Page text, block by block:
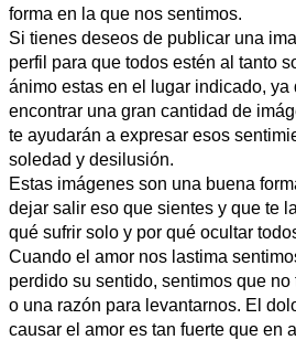
forma en la que nos sentimos.
Si tienes deseos de publicar una
perfil para que todos estén al tanto
ánimo estas en el lugar indicado, ya
encontrar una gran cantidad de
te ayudarán a expresar esos
soledad y desilusión.
Estas imágenes son una buena
dejar salir eso que sientes y que te
qué sufrir solo y por qué ocultar
Cuando el amor nos lastima
perdido su sentido, sentimos que
o una razón para levantarnos. El
causar el amor es tan fuerte que en